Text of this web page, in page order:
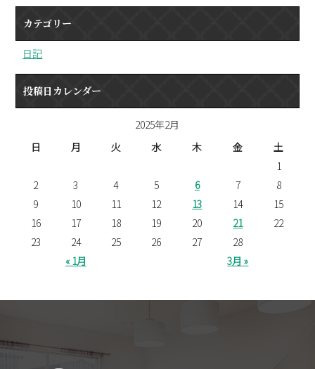
カテゴリー
日記
投稿日カレンダー
2025年2月
日
月 火 水 木 金 土
« 1月 3月 »
1
2
3 4 5 6 7
8
9
10 11 12 13 14
15
16
17 18 19 20 21
22
23
24 25 26 27 28